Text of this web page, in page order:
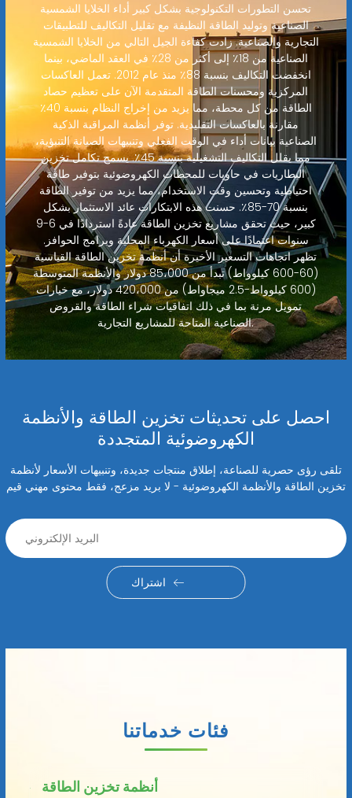
تحسن التطورات التكنولوجية بشكل كبير أداء الخلايا الشمسية
الصناعية وتوليد الطاقة النظيفة مع تقليل التكاليف للتطبيقات
التجارية والصناعية. زادت كفاءة الجيل التالي من الخلايا الشمسية
الصناعية من 18٪ إلى أكثر من 28٪ في العقد الماضي، بينما
انخفضت التكاليف بنسبة 88٪ منذ عام 2012. تعمل العاكسات
المركزية ومحسنات الطاقة المتقدمة الآن على تعظيم حصاد
الطاقة من كل محطة، مما يزيد من إخراج النظام بنسبة 40٪
مقارنة بالعاكسات التقليدية. توفر أنظمة المراقبة الذكية
الصناعية بيانات أداء في الوقت الفعلي وتنبيهات الصيانة التنبؤية،
مما يقلل التكاليف التشغيلية بنسبة 45٪. يسمح تكامل تخزين
البطاريات في حاويات للمحطات الكهروضوئية بتوفير طاقة
احتياطية وتحسين وقت الاستخدام، مما يزيد من توفير الطاقة
بنسبة 70-85٪. حسنت هذه الابتكارات عائد الاستثمار بشكل
كبير، حيث تحقق مشاريع تخزين الطاقة عادةً استردادًا في 6-9
سنوات اعتمادًا على أسعار الكهرباء المحلية وبرامج الحوافز.
تظهر اتجاهات التسعير الأخيرة أن أنظمة تخزين الطاقة القياسية
(60-600 كيلوواط) تبدأ من 85،000 دولار والأنظمة المتوسطة
(600 كيلوواط-2.5 ميجاواط) من 420،000 دولار، مع خيارات
تمويل مرنة بما في ذلك اتفاقيات شراء الطاقة والقروض
الصناعية المتاحة للمشاريع التجارية.
احصل على تحديثات تخزين الطاقة والأنظمة
الكهروضوئية المتجددة
تلقى رؤى حصرية للصناعة، إطلاق منتجات جديدة، وتنبيهات الأسعار لأنظمة
تخزين الطاقة والأنظمة الكهروضوئية - لا بريد مزعج، فقط محتوى مهني قيم
اشتراك
فئات خدماتنا
أنظمة تخزين الطاقة